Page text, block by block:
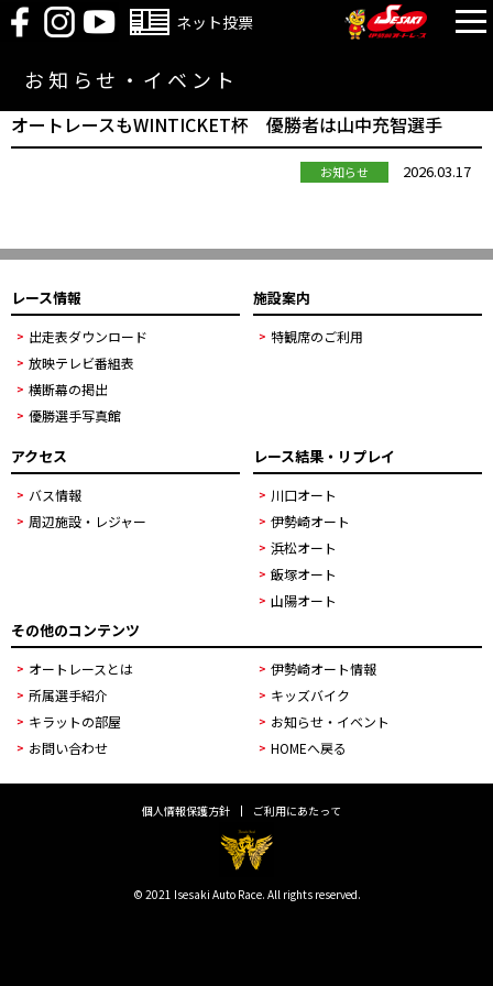
ネット投票
お知らせ・イベント
オートレースもWINTICKET杯 優勝者は山中充智選手
お知らせ 2026.03.17
レース情報
出走表ダウンロード
放映テレビ番組表
横断幕の掲出
優勝選手写真館
施設案内
特観席のご利用
アクセス
バス情報
周辺施設・レジャー
レース結果・リプレイ
川口オート
伊勢崎オート
浜松オート
飯塚オート
山陽オート
その他のコンテンツ
オートレースとは
伊勢崎オート情報
所属選手紹介
キッズバイク
キラットの部屋
お知らせ・イベント
お問い合わせ
HOMEへ戻る
個人情報保護方針 ご利用にあたって
© 2021 Isesaki Auto Race. All rights reserved.